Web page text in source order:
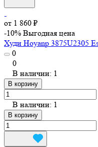
от 1 860 ₽
-10% Выгодная цена
Худи Hoyanp 3875U2305
0
0
В наличии: 1
В корзину
В наличии: 1
В корзину